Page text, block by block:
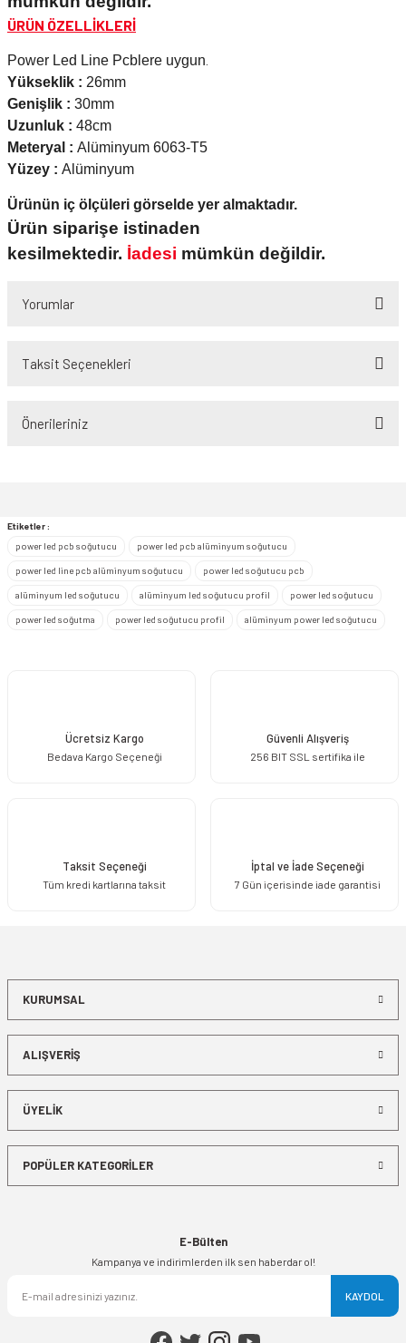
ÜRÜN ÖZELLİKLERİ
Power Led Line Pcblere uygun.
Yükseklik : 26mm
Genişlik : 30mm
Uzunluk : 48cm
Meteryal : Alüminyum 6063-T5
Yüzey : Alüminyum
Ürünün iç ölçüleri görselde yer almaktadır.
Ürün siparişe istinaden
kesilmektedir. İadesi mümkün değildir.
Yorumlar
Taksit Seçenekleri
Önerileriniz
Ürün bilgilerinde hatalar bulunuyor.
Etiketler :
power led pcb soğutucu
power led pcb alüminyum soğutucu
power led line pcb alüminyum soğutucu power led soğutucu pcb
alüminyum led soğutucu alüminyum led soğutucu profil power led soğutucu
power led soğutma power led soğutucu profil alüminyum power led soğutucu
Ücretsiz Kargo
Bedava Kargo Seçeneği
Güvenli Alışveriş
256 BIT SSL sertifika ile
Taksit Seçeneği
Tüm kredi kartlarına taksit
İptal ve İade Seçeneği
7 Gün içerisinde iade garantisi
KURUMSAL
ALIŞVERİŞ
ÜYELİK
POPÜLER KATEGORİLER
E-Bülten
Kampanya ve indirimlerden ilk sen haberdar ol!
KAYDOL